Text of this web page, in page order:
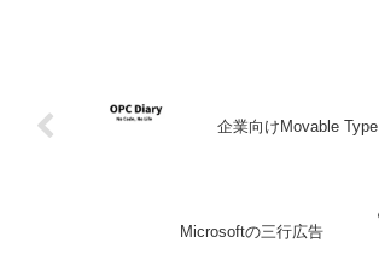
企業向けMovable Type
Microsoftの三行広告